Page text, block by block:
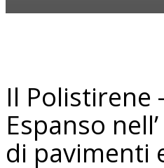
Il Polistirene
Espanso
di pavimenti